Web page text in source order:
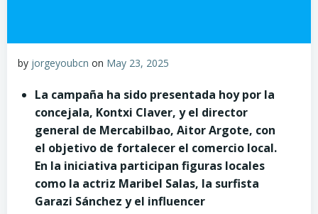
by jorgeyoubcn on May 23, 2025
La campaña ha sido presentada hoy por la
concejala, Kontxi Claver, y el director
general de Mercabilbao, Aitor Argote, con
el objetivo de fortalecer el comercio local.
En la iniciativa participan figuras locales
como la actriz Maribel Salas, la surfista
Garazi Sánchez y el influencer